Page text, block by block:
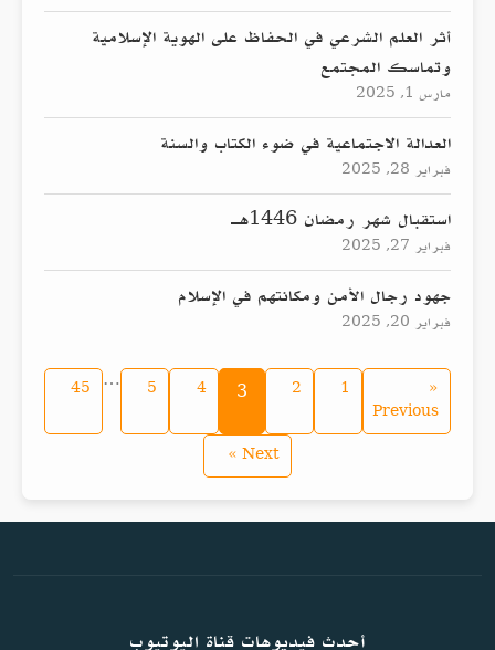
أثر العلم الشرعي في الحفاظ على الهوية الإسلامية
وتماسك المجتمع
مارس 1, 2025
العدالة الاجتماعية في ضوء الكتاب والسنة
فبراير 28, 2025
استقبال شهر رمضان 1446هـ
فبراير 27, 2025
جهود رجال الأمن ومكانتهم في الإسلام
فبراير 20, 2025
«
Previous
1
2
3
4
5
…
45
Next »
أحدث فيديوهات قناة اليوتيوب